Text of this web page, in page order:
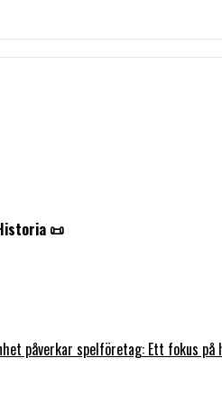
📜
påverkar spelföretag: Ett fokus på